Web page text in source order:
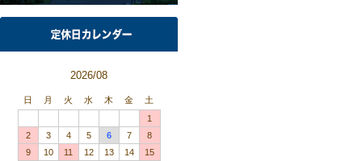
2026/08
日 月 火 水 木 金
土
1
2
3 4 5 6 7
8
9
10 11 12 13 14
15